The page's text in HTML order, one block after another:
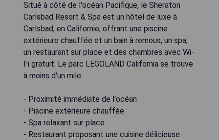
Situé à côté de l'océan Pacifique, le Sheraton
Carlsbad Resort & Spa est un hôtel de luxe à
Carlsbad, en Californie, offrant une piscine
extérieure chauffée et un bain à remous, un spa,
un restaurant sur place et des chambres avec Wi-
Fi gratuit. Le parc LEGOLAND California se trouve
à moins d'un mile.
- Proximité immédiate de l'océan
- Piscine extérieure chauffée
- Spa relaxant sur place
- Restaurant proposant une cuisine délicieuse